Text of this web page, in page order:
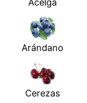
Acelga
Arándano
Cerezas